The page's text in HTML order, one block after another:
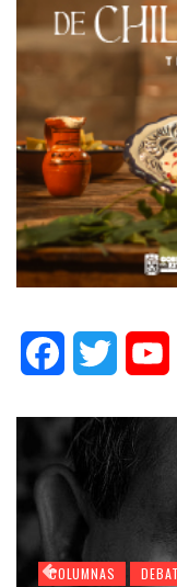
FacebookTwitter
COLUMNAS